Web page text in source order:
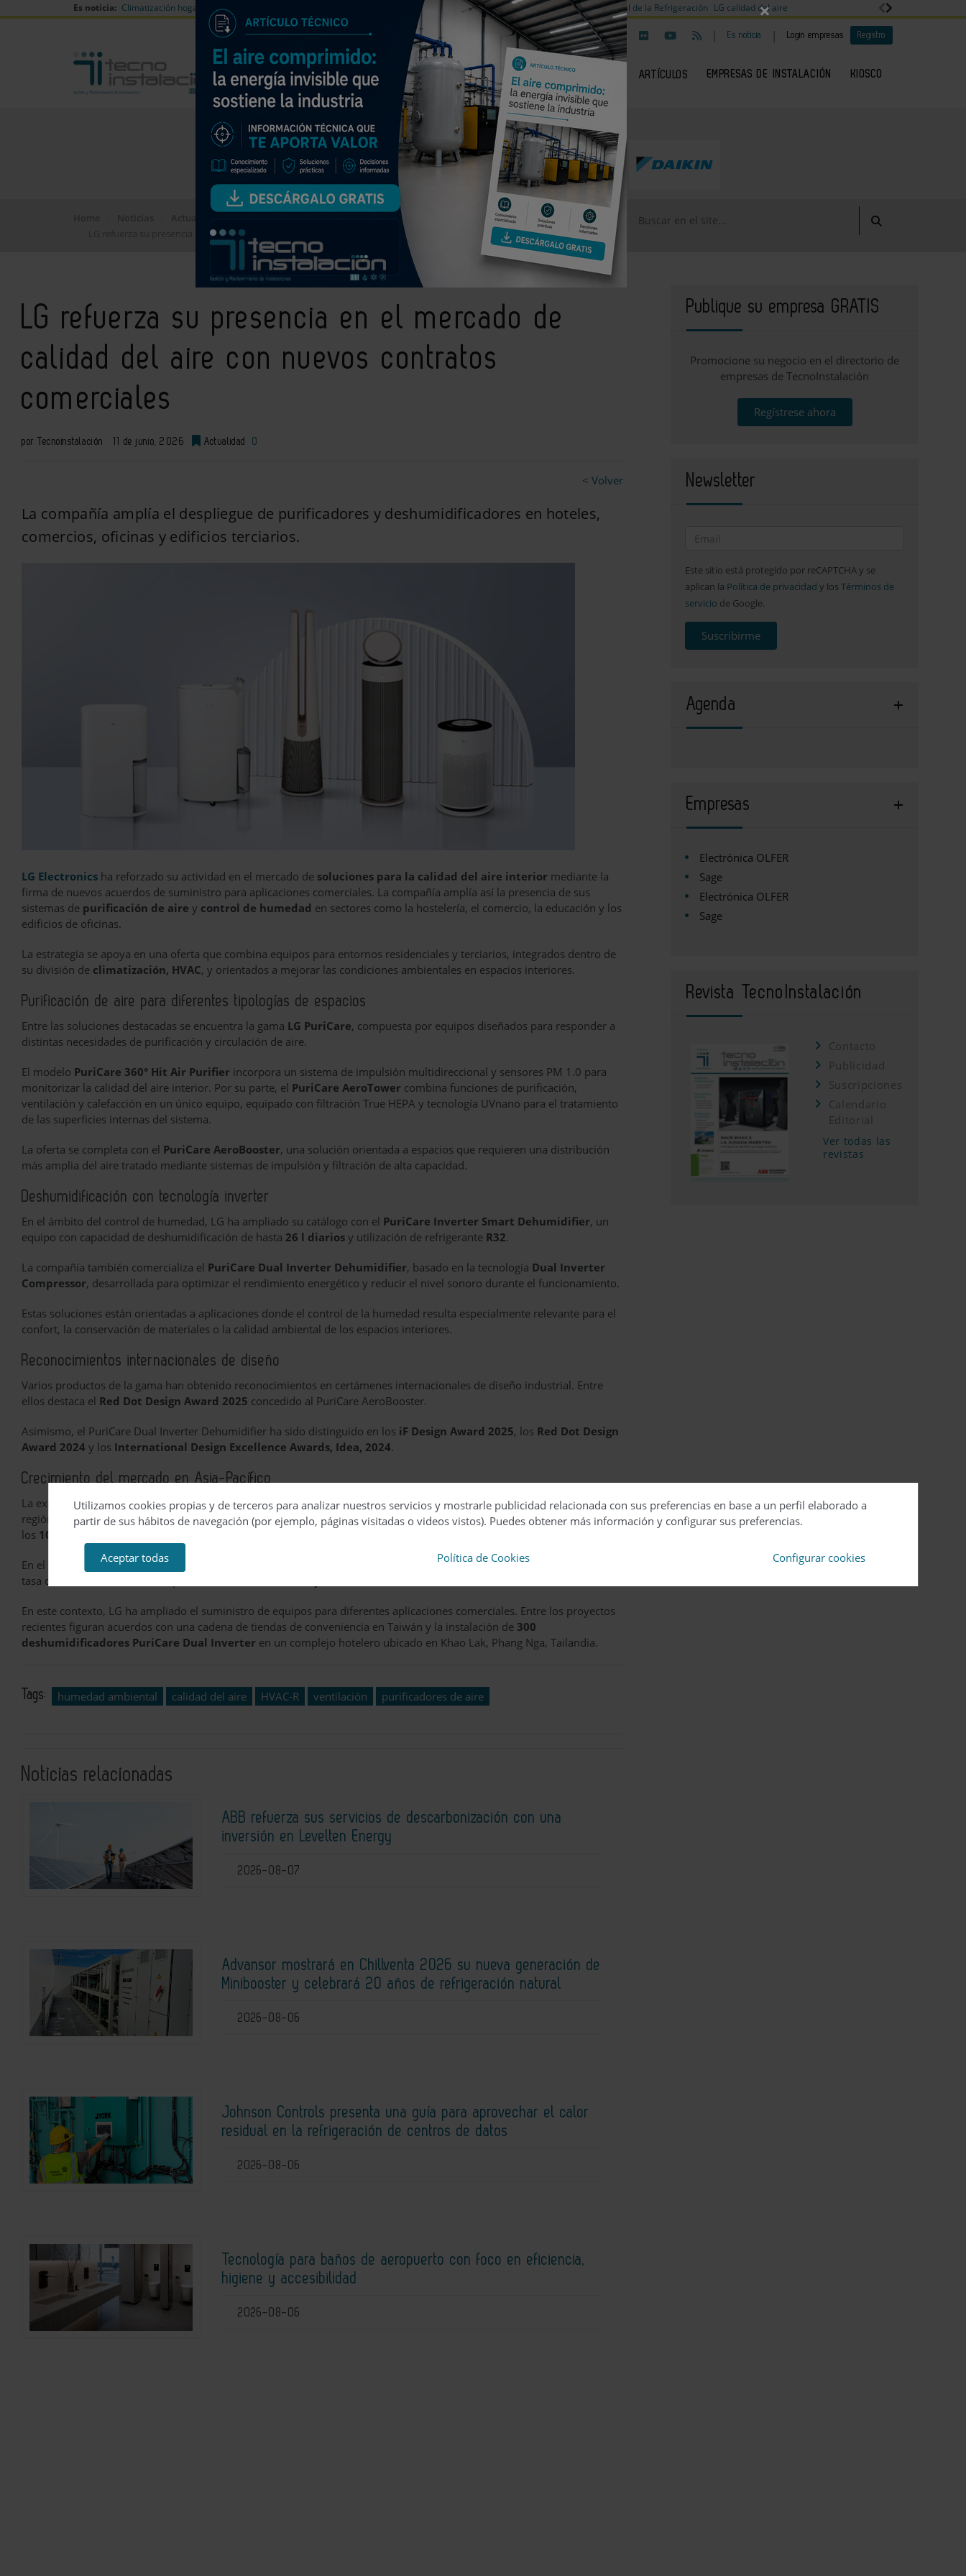
Es noticia: Climatización hogares verano Válvulas de equilibrado para sistemas calefacción Día mundial de la Refrigeración LG calidad del aire
| Es noticia | Login empresas Registro
NOTICIAS PRODUCTOS ARTÍCULOS EMPRESAS DE INSTALACIÓN KIOSCO
EMPRESAS PREMIUM
LG refuerza su presencia en el mercado de calidad del aire con nuevos contratos comerciales
LG refuerza su presencia en el mercado de
calidad del aire con nuevos contratos
comerciales
por Tecnoinstalación 11 de junio, 2026 Actualidad 0
< Volver
La compañía amplía el despliegue de purificadores y deshumidificadores en hoteles,
comercios, oficinas y edificios terciarios.
LG Electronics ha reforzado su actividad en el mercado de soluciones para la calidad del aire interior mediante la
firma de nuevos acuerdos de suministro para aplicaciones comerciales. La compañía amplía así la presencia de sus
sistemas de purificación de aire y control de humedad en sectores como la hostelería, el comercio, la educación y los
edificios de oficinas.
La estrategia se apoya en una oferta que combina equipos para entornos residenciales y terciarios, integrados dentro de
su división de climatización, HVAC, y orientados a mejorar las condiciones ambientales en espacios interiores.
Purificación de aire para diferentes tipologías de espacios
Entre las soluciones destacadas se encuentra la gama LG PuriCare, compuesta por equipos diseñados para responder a
distintas necesidades de purificación y circulación de aire.
El modelo PuriCare 360° Hit Air Purifier incorpora un sistema de impulsión multidireccional y sensores PM 1.0 para
monitorizar la calidad del aire interior. Por su parte, el PuriCare AeroTower combina funciones de purificación,
ventilación y calefacción en un único equipo, equipado con filtración True HEPA y tecnología UVnano para el tratamiento
de las superficies internas del sistema.
La oferta se completa con el PuriCare AeroBooster, una solución orientada a espacios que requieren una distribución
más amplia del aire tratado mediante sistemas de impulsión y filtración de alta capacidad.
Deshumidificación con tecnología inverter
En el ámbito del control de humedad, LG ha ampliado su catálogo con el PuriCare Inverter Smart Dehumidifier, un
equipo con capacidad de deshumidificación de hasta 26 l diarios y utilización de refrigerante R32.
La compañía también comercializa el PuriCare Dual Inverter Dehumidifier, basado en la tecnología Dual Inverter
Compressor, desarrollada para optimizar el rendimiento energético y reducir el nivel sonoro durante el funcionamiento.
Estas soluciones están orientadas a aplicaciones donde el control de la humedad resulta especialmente relevante para el
confort, la conservación de materiales o la calidad ambiental de los espacios interiores.
Reconocimientos internacionales de diseño
Varios productos de la gama han obtenido reconocimientos en certámenes internacionales de diseño industrial. Entre
ellos destaca el Red Dot Design Award 2025 concedido al PuriCare AeroBooster.
Asimismo, el PuriCare Dual Inverter Dehumidifier ha sido distinguido en los iF Design Award 2025, los Red Dot Design
Award 2024 y los International Design Excellence Awards, Idea, 2024.
Crecimiento del mercado en Asia-Pacífico
La expansión comercial de LG coincide con las previsiones de crecimiento del mercado de purificadores de aire en la
región Asia-Pacífico. Según datos citados por la compañía deEuromonitor International, este mercado podría alcanzar
los 10,61 millones de unidades vendidas en 2030
En el caso de Tailandia, las estimaciones apuntan a un volumen próximo a 1,63 millones de unidades
tasa de crecimiento anual compuesta del
En este contexto, LG ha ampliado el suministro de equipos para diferentes aplicaciones comerciales. Entre los proyectos
recientes figuran acuerdos con una cadena de tiendas de conveniencia en Taiwán y la instalación de 300
deshumidificadores PuriCare Dual Inverter en un complejo hotelero ubicado en Khao Lak, Phang Nga, Tailandia.
Tags: humedad ambiental calidad del aire HVAC-R ventilación purificadores de aire
Noticias relacionadas
ABB refuerza sus servicios de descarbonización con una
inversión en Levelten Energy
2026-08-07
Advansor mostrará en Chillventa 2026 su nueva generación de
Minibooster y celebrará 20 años de refrigeración natural
2026-08-06
Johnson Controls presenta una guía para aprovechar el calor
residual en la refrigeración de centros de datos
2026-08-06
Tecnología para baños de aeropuerto con foco en eficiencia,
higiene y accesibilidad
2026-08-06
Publique su empresa GRATIS
Promocione su negocio en el directorio de
empresas de TecnoInstalación
Regístrese ahora
Newsletter
Este sitio está protegido por reCAPTCHA y se
aplican la Política de privacidad y losTérminos de
servicio de Google.
Suscribirme
Agenda
Empresas
Electrónica OLFER
Sage
Electrónica OLFER
Sage
Revista TecnoInstalación
Contacto
Publicidad
Suscripciones
Calendario
Editorial
Ver todas las
revistas
Utilizamos cookies propias y de terceros para analizar nuestros servicios y mostrarle publicidad relacionada con sus preferencias en base a un perfil elaborado a
partir de sus hábitos de navegación (por ejemplo, páginas visitadas o videos vistos). Puedes obtener más información y configurar sus preferencias.
Aceptar todas Política de Cookies Configurar cookies
×